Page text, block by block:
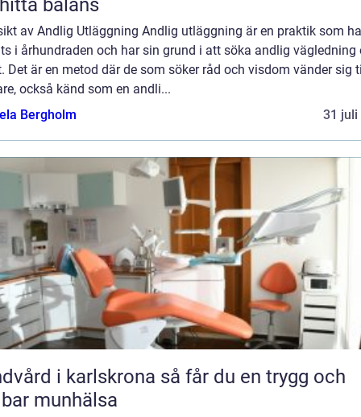
balans
av Andlig Utläggning Andlig utläggning är en praktik som
i århundraden och har sin grund i att söka andlig vägledning
Det är en metod där de som söker råd och visdom vänder sig
också känd som en andli...
Bergholm
31 juli
i karlskrona så får du en trygg och
munhälsa